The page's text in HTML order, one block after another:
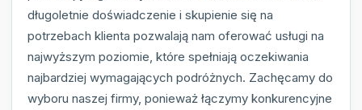
długoletnie doświadczenie i skupienie się na
potrzebach klienta pozwalają nam oferować usługi na
najwyższym poziomie, które spełniają oczekiwania
najbardziej wymagających podróżnych. Zachęcamy do
wyboru naszej firmy, ponieważ łączymy konkurencyjne